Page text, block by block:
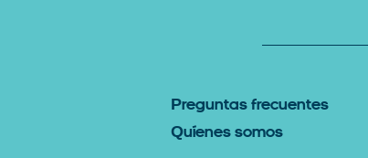
Preguntas Frecuentes
Quíenes somos